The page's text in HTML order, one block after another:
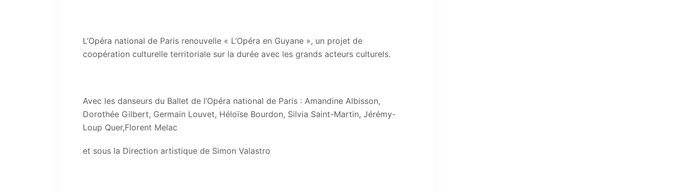
L’Opéra national de Paris renouvelle « L’Opéra en Guyane », un projet de
coopération culturelle territoriale sur la durée avec les grands acteurs culturels.
Avec les danseurs du Ballet de l’Opéra national de Paris : Amandine Albisson,
Dorothée Gilbert, Germain Louvet, Héloïse Bourdon, Silvia Saint-Martin, Jérémy-
Loup Quer,Florent Melac
et sous la Direction artistique de Simon Valastro